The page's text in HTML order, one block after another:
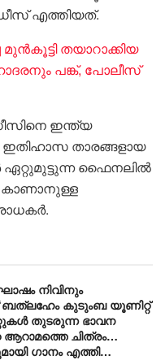
എത്തിയത്.
തയാറാക്കിയ
പങ്ക്, പോലീസ്
ഇന്ത്യ
ഇതിഹാസ താരങ്ങളായ
ഏറ്റുമുട്ടുന്ന ഫൈനലിൽ
കാണാനുള്ള
നിവിനും
‘ബത്‍ലഹേം കുടുംബ യൂണിറ്റ്
തുടരുന്ന ഭാവന
ചിത്രം…
ഗാനം എത്തി…